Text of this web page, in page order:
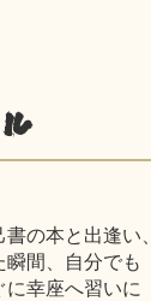
の本と出逢い、
間、自分でも
幸座へ習いに